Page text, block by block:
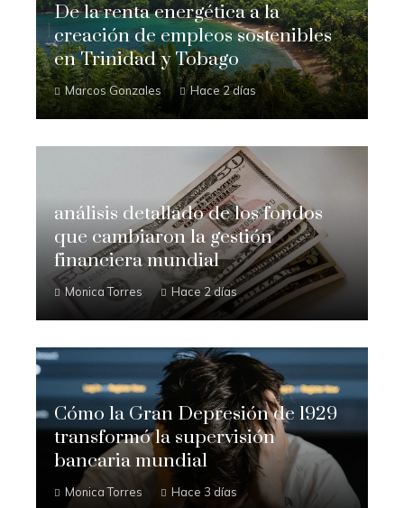
De la renta energética a la
creación de empleos sostenibles
en Trinidad y Tobago
Marcos Gonzales Hace 2 días
análisis detallado de los fondos
que cambiaron la gestión
financiera mundial
Monica Torres Hace 2 días
Cómo la Gran Depresión de 1929
transformó la supervisión
bancaria mundial
Monica Torres Hace 3 días